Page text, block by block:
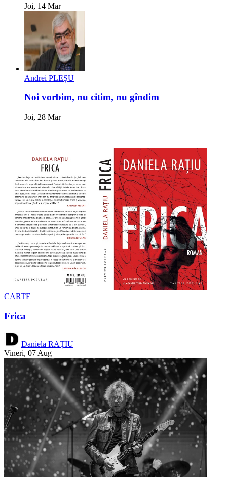
Joi, 14 Mar
Andrei PLEȘU
Noi vorbim, nu citim, nu gîndim
Joi, 28 Mar
CARTE
Frica
Daniela RAȚIU
Vineri, 07 Aug